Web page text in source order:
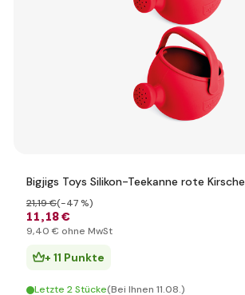
Bigjigs Toys Silikon-Teekanne rote Kirsche
11,18 €
21,19 €(-47 %)
9,40 € ohne MwSt
+ 11 Punkte
Letzte 2 Stücke(Bei Ihnen 11.08.)